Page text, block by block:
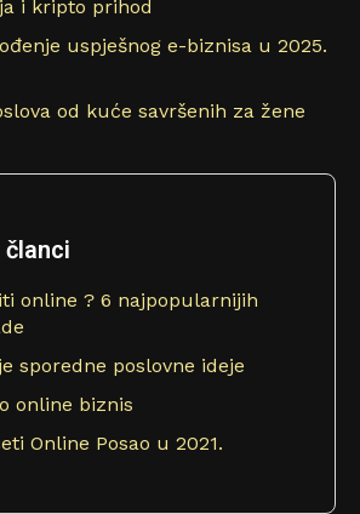
i kripto prihod
uspješnog e-biznisa u 2025.
od kuće savršenih za žene
članci
online ? 6 najpopularnijih
sporedne poslovne ideje
online biznis
Online Posao u 2021.